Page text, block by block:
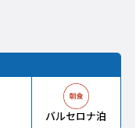
バルセロナ泊